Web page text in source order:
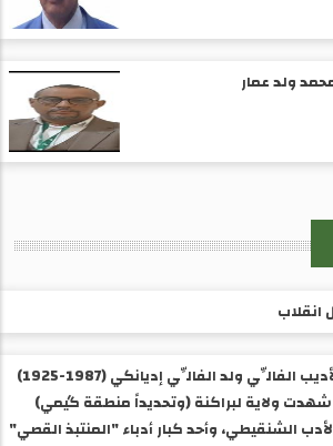
ولد عمار
انقلاب
شخصيات لها تاريخ: الأديب الفالِّي ولد الفالِّي إديانكي (1987-1925) ​
حدود عام 1925، شهدت ولاية لبراكنة (وتحديداً منطقة گيمي)
الشنقيطي، وأحد كبار أدباء "المنتبذ القصي"